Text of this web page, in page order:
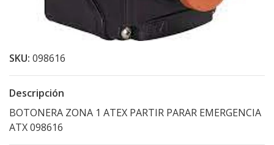
SKU: 098616
Descripción
BOTONERA ZONA 1 ATEX PARTIR PARAR EMERGENCIA
ATX 098616